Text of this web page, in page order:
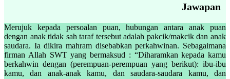
Jawapan
Merujuk kepada persoalan puan, hubungan antara anak puan
dengan anak tidak sah taraf tersebut adalah pakcik/makcik dan anak
saudara. Ia dikira mahram disebabkan perkahwinan. Sebagaimana
firman Allah SWT yang bermaksud : “Diharamkan kepada kamu
berkahwin dengan (perempuan-perempuan yang berikut): ibu-ibu
kamu, dan anak-anak kamu, dan saudara-saudara kamu, dan